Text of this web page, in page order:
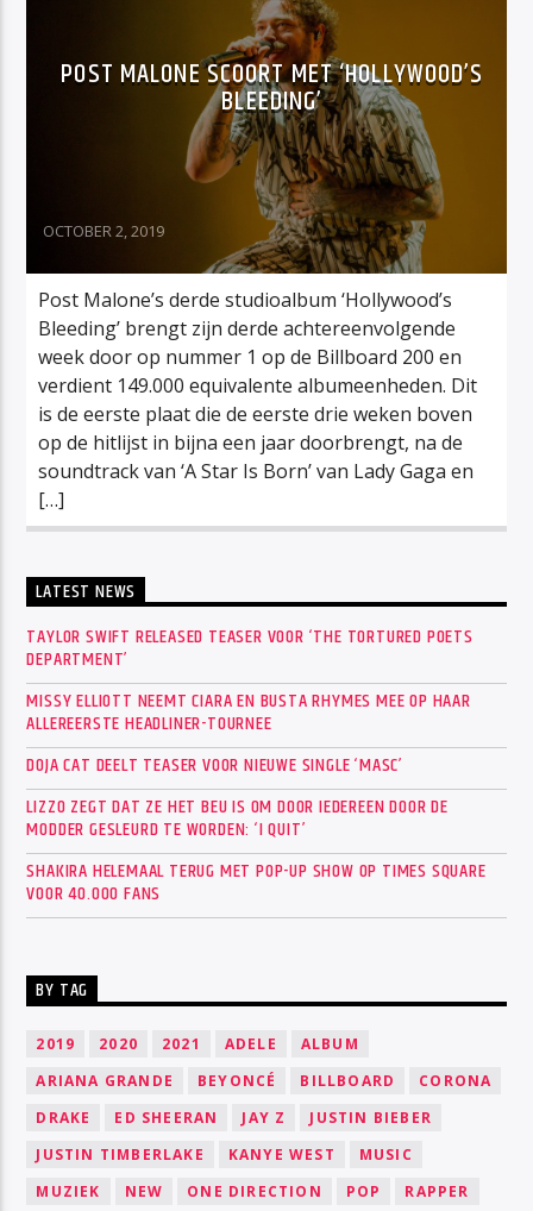
POST MALONE SCOORT MET ‘HOLLYWOOD’S
BLEEDING’
OCTOBER 2, 2019
Post Malone’s derde studioalbum ‘Hollywood’s
Bleeding’ brengt zijn derde achtereenvolgende
week door op nummer 1 op de Billboard 200 en
verdient 149.000 equivalente albumeenheden. Dit
is de eerste plaat die de eerste drie weken boven
op de hitlijst in bijna een jaar doorbrengt, na de
soundtrack van ‘A Star Is Born’ van Lady Gaga en
[…]
LATEST NEWS
TAYLOR SWIFT RELEASED TEASER VOOR ‘THE TORTURED POETS
DEPARTMENT’
MISSY ELLIOTT NEEMT CIARA EN BUSTA RHYMES MEE OP HAAR
ALLEREERSTE HEADLINER-TOURNEE
DOJA CAT DEELT TEASER VOOR NIEUWE SINGLE ‘MASC’
LIZZO ZEGT DAT ZE HET BEU IS OM DOOR IEDEREEN DOOR DE
MODDER GESLEURD TE WORDEN: ‘I QUIT’
SHAKIRA HELEMAAL TERUG MET POP-UP SHOW OP TIMES SQUARE
VOOR 40.000 FANS
BY TAG
2019 2020 2021 ADELE
ALBUM
ARIANA GRANDE
BEYONCÉ BILLBOARD
CORONA
DRAKE
ED SHEERAN JAY Z
JUSTIN BIEBER
JUSTIN TIMBERLAKE
KANYE WEST
MUSIC
MUZIEK
NEW ONE DIRECTION POP
RAPPER